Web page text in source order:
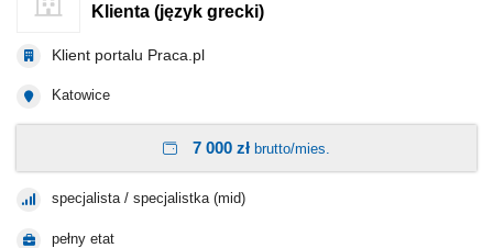
Klienta (język grecki)
Klient portalu Praca.pl
Katowice
7 000 zł brutto/mies.
specjalista / specjalistka (mid)
pełny etat